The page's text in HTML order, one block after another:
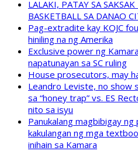
LALAKI, PATAY SA
BASKETBALL SA DANAO
Pag-extradite kay KOJC
hiniling na ng Amerika
Exclusive power ng
napatunayan sa SC ruling
House prosecutors, may
Leandro Leviste, no show
sa “honey trap” vs. ES
nito sa isyu
Panukalang magbibigay
kakulangan ng mga
inihain sa Kamara